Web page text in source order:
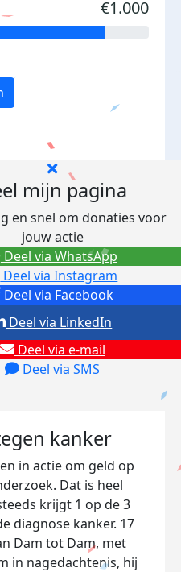
€1.000
mijn pagina
en snel om donaties voor
jouw actie
Deel via Facebook
Deel via Instagram
Deel via e-mail
Deel via SMS
Deel via LinkedIn
Deel via WhatsApp
kanker
in actie om geld op
Dat is heel
krijgt 1 op de 3
diagnose kanker. 17
Dam tot Dam, met
in nagedachtenis, hij